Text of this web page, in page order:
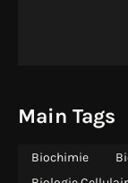
Main Tags
Biochimie